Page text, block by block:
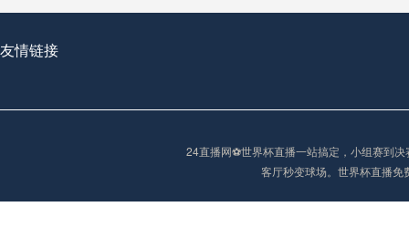
友情链接
24直播网⚽️世界杯直播一站搞定，小组赛到
客厅秒变球场。世界杯直播